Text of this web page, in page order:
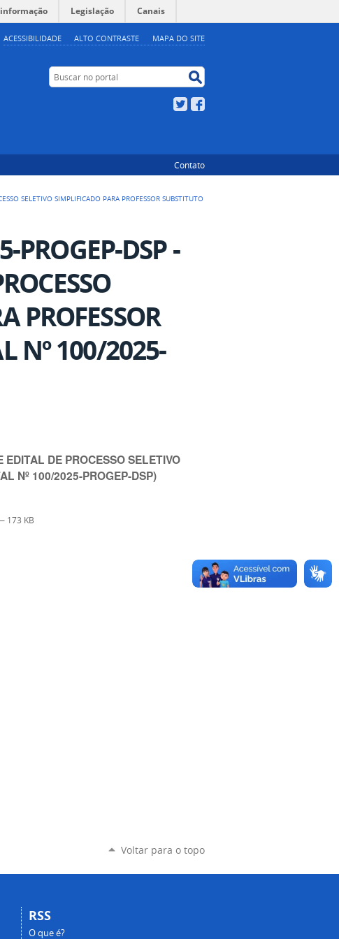
ACESSIBILIDADE ALTO CONTRASTE MAPA DO SITE
informação Legislação Canais
Buscar no portal
Twitter
Contato
SELETIVO SIMPLIFICADO PARA PROFESSOR SUBSTITUTO
PROGEP-DSP -
PROFESSOR
Nº 100/2025-
DE PROCESSO SELETIVO
Nº 100/2025-PROGEP-DSP)
173 KB
Voltar para o topo
RSS
O que é?